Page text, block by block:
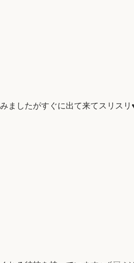
ましたがすぐに出て来てスリスリ